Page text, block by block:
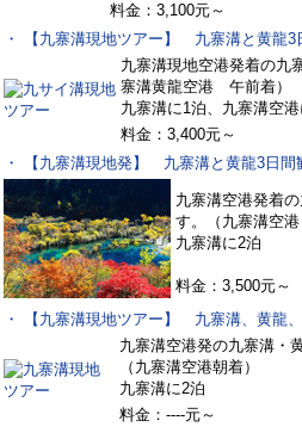
料金：3,100元～
・ 【九寨溝現地ツアー】 九寨溝と黄龍3
九寨溝現地空港発着の九
寨溝黄龍空港 午前着）
九寨溝に1泊、九寨溝空
料金：3,400元～
・ 【九寨溝現地発】 九寨溝と黄龍3日間
九寨溝空港発着
す。（九寨溝空
九寨溝に2泊
料金：3,500元～
・ 【九寨溝現地ツアー】 九寨溝、黄龍
九寨溝空港発の九寨溝・
（九寨溝空港朝着）
九寨溝に2泊
料金：----元～